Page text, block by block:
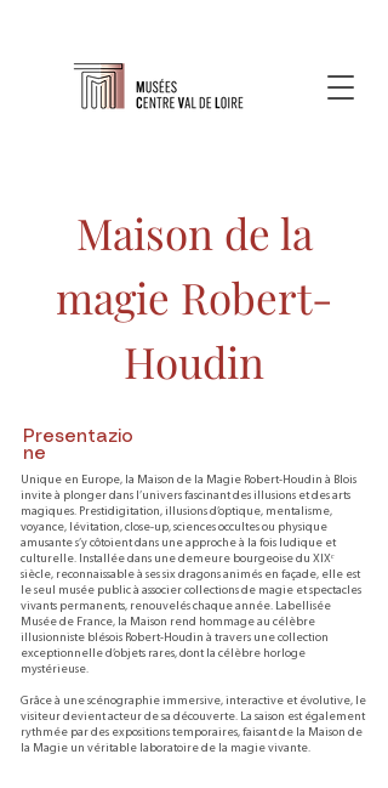
Maison de la
magie Robert-
Houdin
Presentazio
ne
Unique en Europe, la Maison de la Magie Robert-Houdin à Blois
invite à plonger dans l’univers fascinant des illusions et des arts
magiques. Prestidigitation, illusions d’optique, mentalisme,
voyance, lévitation, close-up, sciences occultes ou physique
amusante s’y côtoient dans une approche à la fois ludique et
culturelle. Installée dans une demeure bourgeoise du XIXᵉ
siècle, reconnaissable à ses six dragons animés en façade, elle est
le seul musée public à associer collections de magie et spectacles
vivants permanents, renouvelés chaque année. Labellisée
Musée de France, la Maison rend hommage au célèbre
illusionniste blésois Robert-Houdin à travers une collection
exceptionnelle d’objets rares, dont la célèbre horloge
mystérieuse.
Grâce à une scénographie immersive, interactive et évolutive, le
visiteur devient acteur de sa découverte. La saison est également
rythmée par des expositions temporaires, faisant de la Maison de
la Magie un véritable laboratoire de la magie vivante.